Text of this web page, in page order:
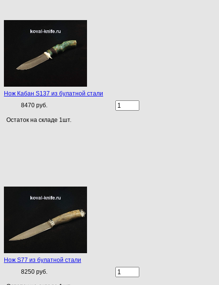
Нож Кабан S137 из булатной стали
8470 руб.
Остаток на складе 1шт.
Нож S77 из булатной стали
8250 руб.